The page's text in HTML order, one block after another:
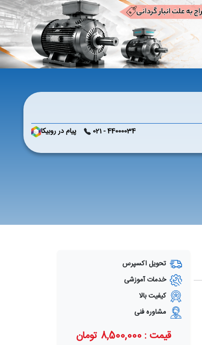
44000034 - 021 پیام در روبیکا
تحویل اکسپرس
خدمات آموزشی
کیفیت بالا
مشاوره فنی
قیمت : 8,500,000 تومان